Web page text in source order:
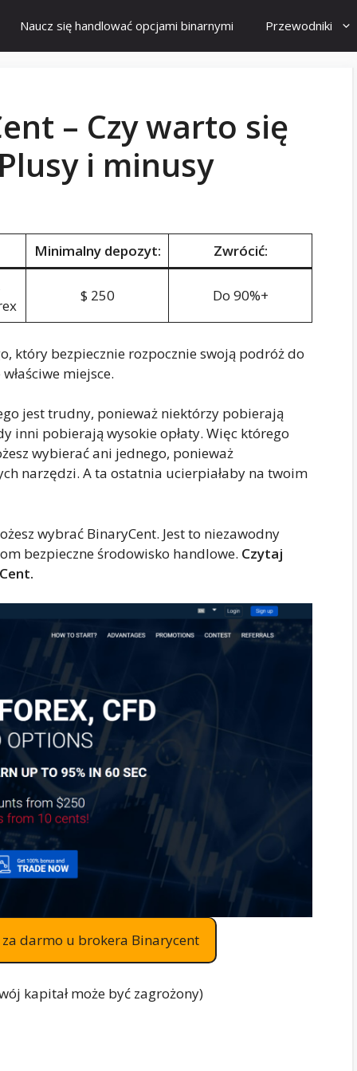
Naucz się handlować opcjami binarnymi Przewodniki
– Czy warto się
i minusy
Minimalny depozyt:
Zwrócić:
$ 250 Do 90%+
który bezpiecznie rozpocznie swoją podróż do
miejsce.
jest trudny, ponieważ niektórzy pobierają
inni pobierają wysokie opłaty. Więc którego
wybierać ani jednego, ponieważ
narzędzi. A ta ostatnia ucierpiałaby na twoim
wybrać BinaryCent. Jest to niezawodny
bezpieczne środowisko handlowe. Czytaj
darmo u brokera Binarycent
kapitał może być zagrożony)